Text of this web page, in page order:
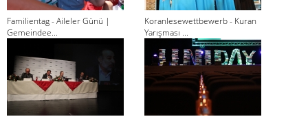
Familientag - Aileler Günü |
Gemeindee...
Koranlesewettbewerb - Kuran
Yarışması ...